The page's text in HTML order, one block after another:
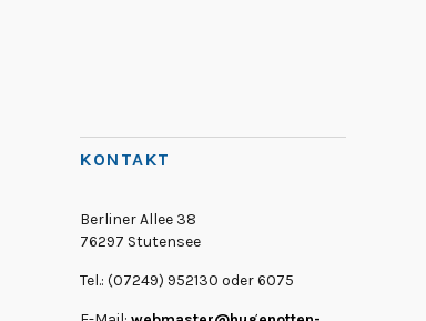
KONTAKT
Berliner Allee 38
76297 Stutensee
Tel.: (07249) 952130 oder 6075